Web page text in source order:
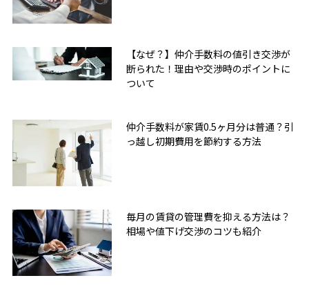
【なぜ？】仲介手数料の値引き交渉が
断られた！理由や交渉時のポイントに
ついて
仲介手数料が家賃0.5ヶ月分は普通？引
っ越し初期費用を節約する方法
毎月の賃貸の管理費を抑える方法は？
相場や値下げ交渉のコツも紹介